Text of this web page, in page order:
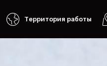
Территория работы